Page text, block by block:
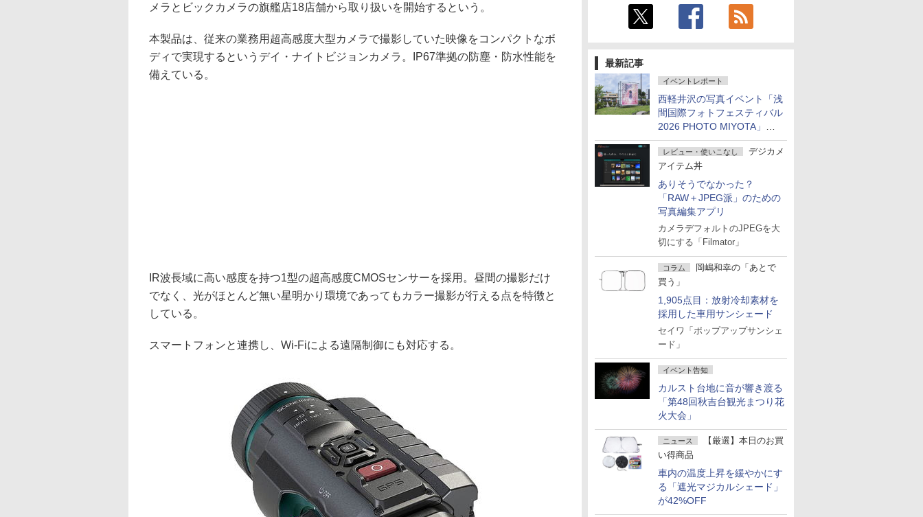
最新記事
イベントレポート
西軽井沢の写真イベント「浅
間国際フォトフェスティバル
2026 PHOTO MIYOTA」が
開幕
レビュー・使いこなし
デジカメ
アイテム丼
ありそうでなかった？
「RAW＋JPEG派」のための
写真編集アプリ
カメラデフォルトのJPEGを大
切にする「Filmator」
コラム
岡嶋和幸の「あとで
買う」
1,905点目：放射冷却素材を
採用した車用サンシェード
セイワ「ポップアップサンシェ
ード」
イベント告知
カルスト台地に音が響き渡る
「第48回秋吉台観光まつり花
火大会」
ニュース
【厳選】本日のお買
い得商品
車内の温度上昇を緩やかにす
る「遮光マジカルシェード」
が42%OFF
メラとビックカメラの旗艦店18店舗から取り扱いを開始するという。
本製品は、従来の業務用超高感度大型カメラで撮影していた映像をコンパクトなボ
ディで実現するというデイ・ナイトビジョンカメラ。IP67準拠の防塵・防水性能を
備えている。
IR波長域に高い感度を持つ1型の超高感度CMOSセンサーを採用。昼間の撮影だけ
でなく、光がほとんど無い星明かり環境であってもカラー撮影が行える点を特徴と
している。
スマートフォンと連携し、Wi-Fiによる遠隔制御にも対応する。